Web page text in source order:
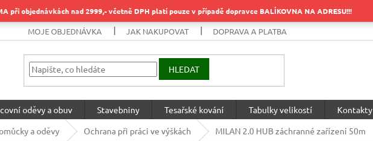
při objednávkách nad 2999,- včetně DPH platí pouze v případě dopravce BALÍKOVNA NA ADRESU!!!
MOJE OBJEDNÁVKA JAK NAKUPOVAT DOPRAVA A PLATBA
HLEDAT
oděvy a obuv Stavebniny Tesařské kování Tabulky velikostí Kontakty
a oděvy Ochrana při práci ve výškách MILAN 2.0 HUB záchranné zařízení 50m